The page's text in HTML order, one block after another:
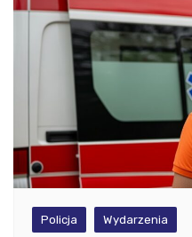
Policja Wydarzenia